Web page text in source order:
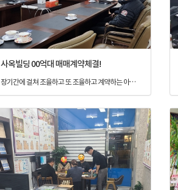
사옥빌딩 00억대 매매계약체결!
장기간에 걸쳐 조율하고 또 조율하고 계약하는 아침까지 돌발변수를 조정하며, 참 어렵게 계약까지 마무리한 00억대 사옥빌딩 매매계약!! 모두모두 수고하셨습니다.